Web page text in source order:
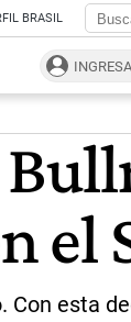
BRASIL
el
esta